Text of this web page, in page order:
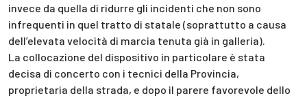
invece da quella di ridurre gli incidenti che non sono
infrequenti in quel tratto di statale (soprattutto a causa
dell’elevata velocità di marcia tenuta già in galleria).
La collocazione del dispositivo in particolare è stata
decisa di concerto con i tecnici della Provincia,
proprietaria della strada, e dopo il parere favorevole dello